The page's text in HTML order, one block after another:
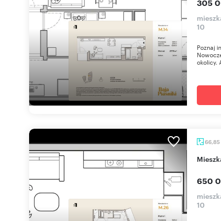
305
10
Poznaj
okolicy.
66,85
650
10